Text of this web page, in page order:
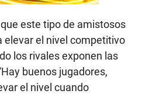
este tipo de amistosos
elevar el nivel competitivo
los rivales exponen las
buenos jugadores,
el nivel cuando